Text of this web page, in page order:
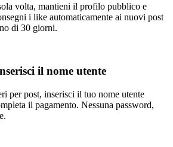
volta, mantieni il profilo pubblico e
i like automaticamente ai nuovi post
di 30 giorni.
il nome utente
per post, inserisci il tuo nome utente
il pagamento. Nessuna password,